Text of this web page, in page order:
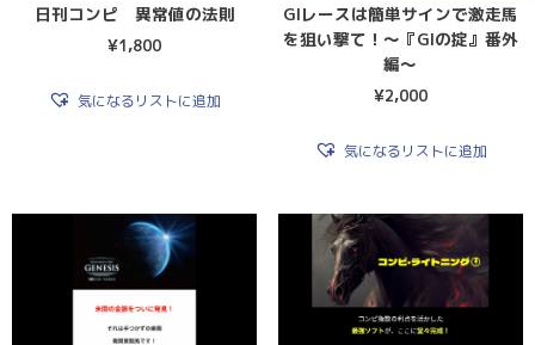
日刊コンピ 異常値の法則
¥1,800
気になるリストに追加
GIレースは簡単サインで激走馬
を狙い撃て！〜『GIの掟』番外
編〜
¥2,000
気になるリストに追加